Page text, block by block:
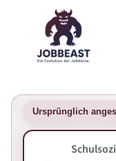
Ursprünglich